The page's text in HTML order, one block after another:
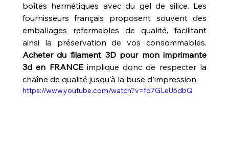
boîtes hermétiques avec du gel de silice. Les
fournisseurs français proposent souvent des
emballages refermables de qualité, facilitant
Acheter du filament 3D pour mon imprimante
3d en FRANCE implique donc de respecter la
chaîne de qualité jusqu'à la buse d'impression.
https://www.youtube.com/watch?v=fd7GLeU5dbQ